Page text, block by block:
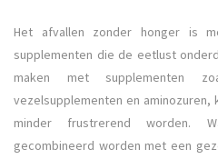
Het afvallen zonder honger is
supplementen die de eetlust
maken met supplementen
vezelsupplementen en
minder frustrerend worden.
gecombineerd worden met een